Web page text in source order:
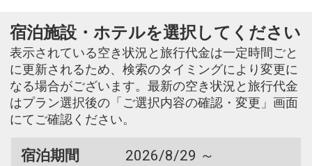
宿泊施設・ホテルを選択してください
表示されている空き状況と旅行代金は一定時間ごと
に更新されるため、検索のタイミングにより変更に
なる場合がございます。最新の空き状況と旅行代金
はプラン選択後の「ご選択内容の確認・変更」画面
にてご確認ください。
宿泊期間
2026/8/29 ～